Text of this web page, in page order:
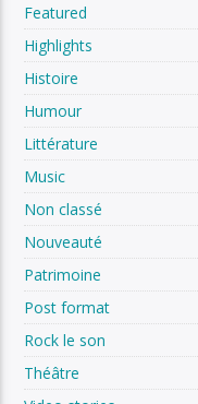
Featured
Highlights
Histoire
Humour
Littérature
Music
Non classé
Nouveauté
Patrimoine
Post format
Rock le son
Théâtre